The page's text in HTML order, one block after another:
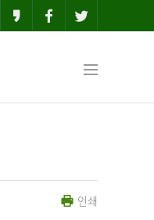
인쇄